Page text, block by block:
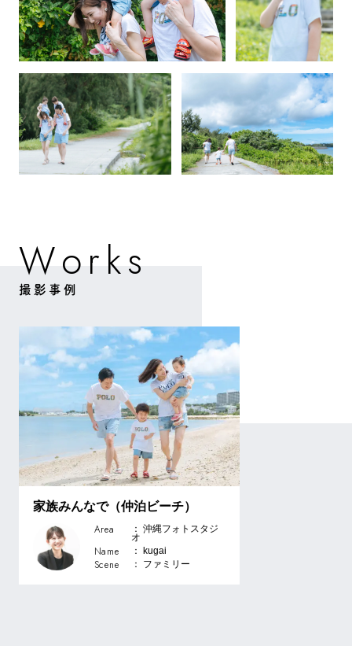
Works
撮影事例
家族みんなで（仲泊ビーチ）
Area ： 沖縄フォトスタジ
オ
Name ： kugai
Scene ： ファミリー